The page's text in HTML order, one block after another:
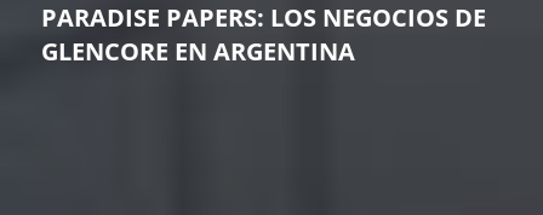
PARADISE PAPERS: LOS NEGOCIOS DE
GLENCORE EN ARGENTINA